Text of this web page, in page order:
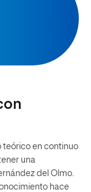
teórico en continuo
una
del Olmo.
hace